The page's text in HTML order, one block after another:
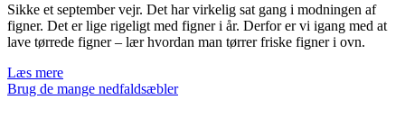
Sikke et september vejr. Det har virkelig sat gang i modningen af
figner. Det er lige rigeligt med figner i år. Derfor er vi igang med at
lave tørrede figner – lær hvordan man tørrer friske figner i ovn.
Læs mereVi
drukner
Brug de mange nedfaldsæbler